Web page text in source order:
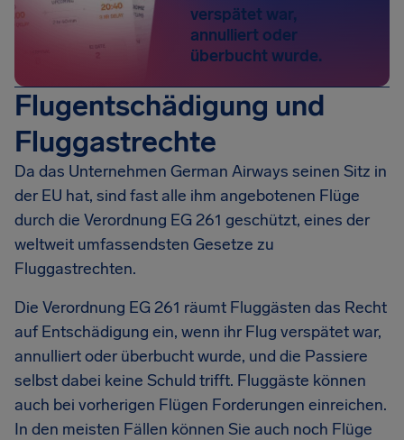
verspätet war,
annulliert oder
überbucht wurde.
Flugentschädigung und
Fluggastrechte
Da das Unternehmen German Airways seinen Sitz in
der EU hat, sind fast alle ihm angebotenen Flüge
durch die Verordnung EG 261 geschützt, eines der
weltweit umfassendsten Gesetze zu
Fluggastrechten.
Die Verordnung EG 261 räumt Fluggästen das Recht
auf Entschädigung ein, wenn ihr Flug verspätet war,
annulliert oder überbucht wurde, und die Passiere
selbst dabei keine Schuld trifft. Fluggäste können
auch bei vorherigen Flügen Forderungen einreichen.
In den meisten Fällen können Sie auch noch Flüge